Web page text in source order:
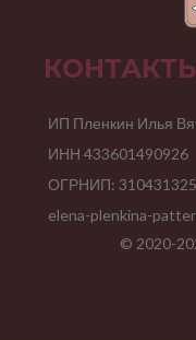
ИП Пленкин Илья
ИНН 433601490926
ОГРНИП:
elena-plenkina-
© 2020-